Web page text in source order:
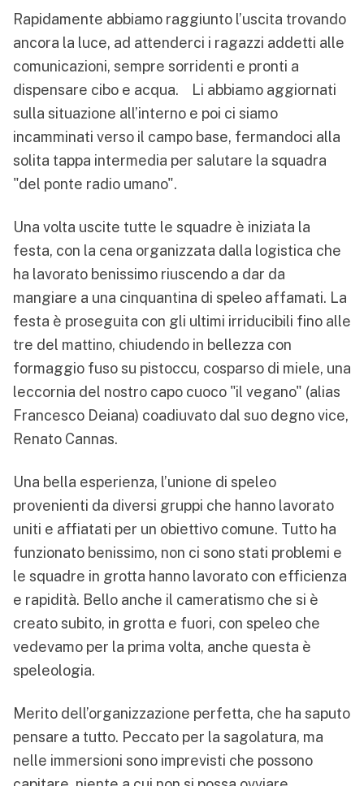
Rapidamente abbiamo raggiunto l’uscita trovando
ancora la luce, ad attenderci i ragazzi addetti alle
comunicazioni, sempre sorridenti e pronti a
dispensare cibo e acqua. Li abbiamo aggiornati
sulla situazione all’interno e poi ci siamo
incamminati verso il campo base, fermandoci alla
solita tappa intermedia per salutare la squadra
"del ponte radio umano".
Una volta uscite tutte le squadre è iniziata la
festa, con la cena organizzata dalla logistica che
ha lavorato benissimo riuscendo a dar da
mangiare a una cinquantina di speleo affamati. La
festa è proseguita con gli ultimi irriducibili fino alle
tre del mattino, chiudendo in bellezza con
formaggio fuso su pistoccu, cosparso di miele, una
leccornia del nostro capo cuoco "il vegano" (alias
Francesco Deiana) coadiuvato dal suo degno vice,
Renato Cannas.
Una bella esperienza, l’unione di speleo
provenienti da diversi gruppi che hanno lavorato
uniti e affiatati per un obiettivo comune. Tutto ha
funzionato benissimo, non ci sono stati problemi e
le squadre in grotta hanno lavorato con efficienza
e rapidità. Bello anche il cameratismo che si è
creato subito, in grotta e fuori, con speleo che
vedevamo per la prima volta, anche questa è
speleologia.
Merito dell’organizzazione perfetta, che ha saputo
pensare a tutto. Peccato per la sagolatura, ma
nelle immersioni sono imprevisti che possono